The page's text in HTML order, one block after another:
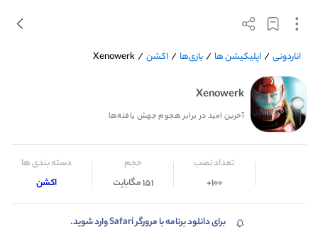
اناردونی / اپلیکیشن ها /بازی‌ها / اکشن /
Xenowerk
Xenowerk
آخرین امید در برابر هجوم جهش یافته‌ها
تعداد نصب
100+
حجم
151 مگابایت
دسته بندی ها
اکشن
برای دانلود برنامه با مرورگر Safari وارد شوید.